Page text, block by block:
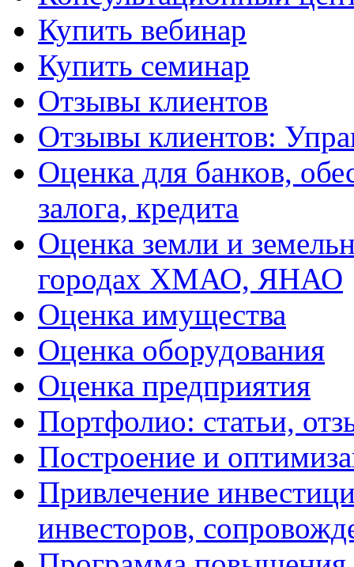
Купить вебинар
Купить семинар
Отзывы клиентов
Отзывы клиентов:
Оценка для банков,
залога, кредита
Оценка земли и
городах ХМАО, ЯНАО
Оценка имущества
Оценка оборудования
Оценка предприятия
Портфолио: статьи,
Построение и
Привлечение
инвесторов,